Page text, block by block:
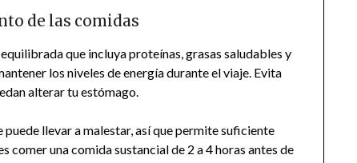
de las comidas
que incluya proteínas, grasas saludables y
los niveles de energía durante el viaje. Evita
alterar tu estómago.
llevar a malestar, así que permite suficiente
comer una comida sustancial de 2 a 4 horas antes de